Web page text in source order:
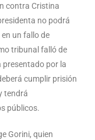
contra Cristina
no podrá
un fallo de
tribunal falló de
presentado por la
cumplir prisión
tendrá
públicos.
Gorini, quien